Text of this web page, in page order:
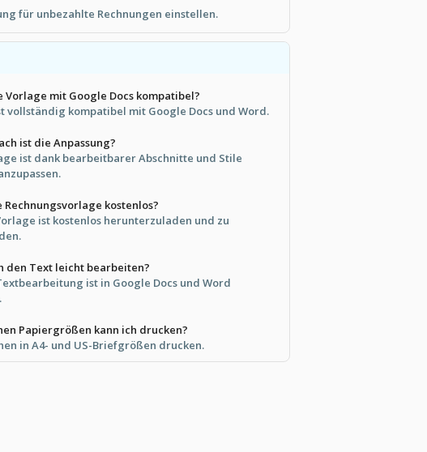
für unbezahlte Rechnungen einstellen.
Vorlage mit Google Docs kompatibel?
vollständig kompatibel mit Google Docs und Word.
ist die Anpassung?
ist dank bearbeitbarer Abschnitte und Stile
Rechnungsvorlage kostenlos?
ist kostenlos herunterzuladen und zu
den Text leicht bearbeiten?
ist in Google Docs und Word
Papiergrößen kann ich drucken?
in A4- und US-Briefgrößen drucken.